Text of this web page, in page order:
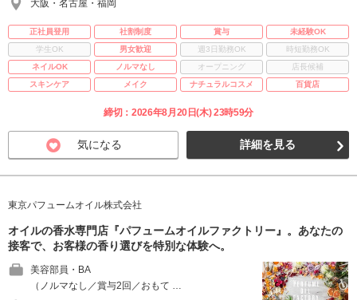
大阪・名古屋・福岡
正社員登用 社割制度 賞与
未経験OK
学生OK
男女歓迎 週3日勤務OK
時短勤務OK
ネイルOK
ノルマなし オープニング
店長候補
スキンケア
メイク ナチュラルコスメ 百貨店
締切：2026年8月20日(木) 23時59分
気になる 詳細を見る
東京パフュームオイル株式会社
オイルの香水専門店『パフュームオイルファクトリー』。あなたの
接客で、お客様の香り選びを特別な体験へ。
美容部員・BA
（ノルマなし／賞与2回／おもて …